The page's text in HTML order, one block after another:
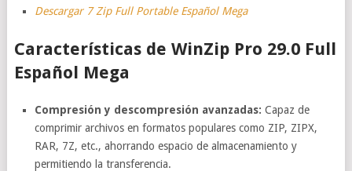
Descargar 7 Zip Full Portable Español Mega
Características de WinZip Pro 29.0 Full
Español Mega
Compresión y descompresión avanzadas: Capaz de
comprimir archivos en formatos populares como ZIP, ZIPX,
RAR, 7Z, etc., ahorrando espacio de almacenamiento y
permitiendo la transferencia.